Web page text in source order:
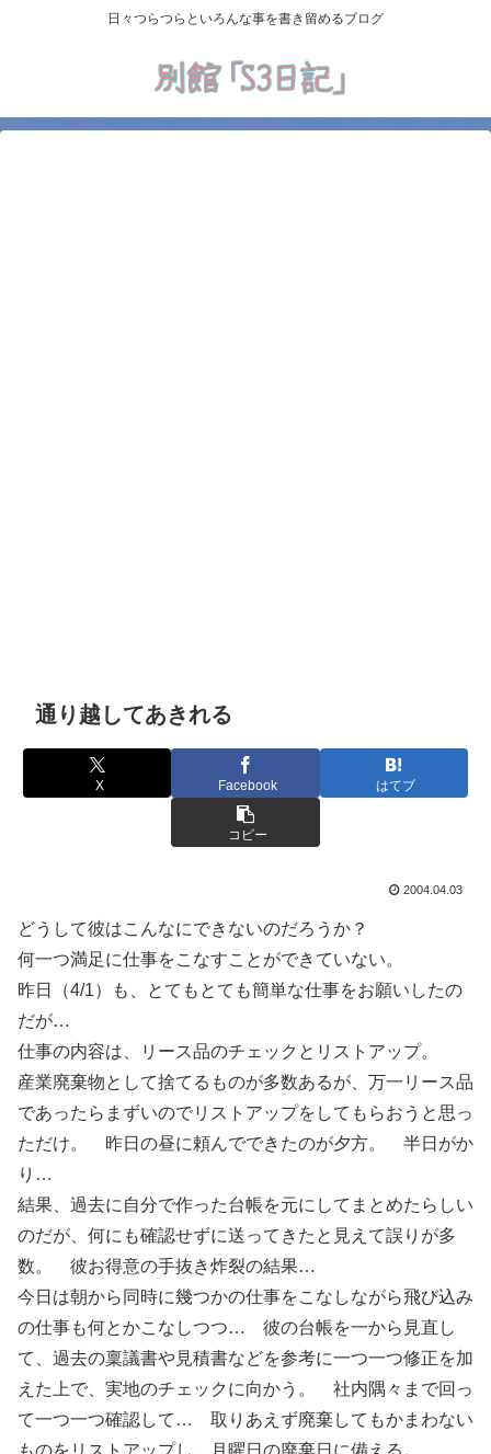
日々つらつらといろんな事を書き留めるブログ
通り越してあきれる
X Facebook はてブ
コピー
2004.04.03
どうして彼はこんなにできないのだろうか？
何一つ満足に仕事をこなすことができていない。
昨日（4/1）も、とてもとても簡単な仕事をお願いしたの
だが…
仕事の内容は、リース品のチェックとリストアップ。
産業廃棄物として捨てるものが多数あるが、万一リース品
であったらまずいのでリストアップをしてもらおうと思っ
ただけ。 昨日の昼に頼んでできたのが夕方。 半日がか
り…
結果、過去に自分で作った台帳を元にしてまとめたらしい
のだが、何にも確認せずに送ってきたと見えて誤りが多
数。 彼お得意の手抜き炸裂の結果…
今日は朝から同時に幾つかの仕事をこなしながら飛び込み
の仕事も何とかこなしつつ… 彼の台帳を一から見直し
て、過去の稟議書や見積書などを参考に一つ一つ修正を加
えた上で、実地のチェックに向かう。 社内隅々まで回っ
て一つ一つ確認して… 取りあえず廃棄してもかまわない